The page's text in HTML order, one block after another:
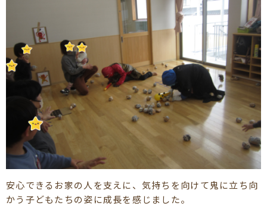
安心できるお家の人を支えに、気持ちを向けて鬼に立ち向
かう子どもたちの姿に成長を感じました。